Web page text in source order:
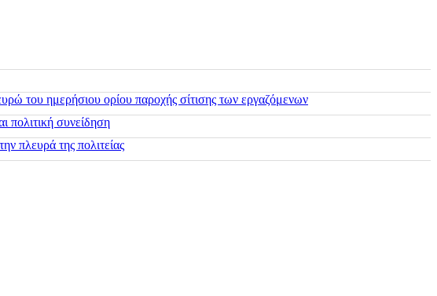
του ημερήσιου ορίου παροχής σίτισης των εργαζόμενων
πολιτική συνείδηση
πλευρά της πολιτείας